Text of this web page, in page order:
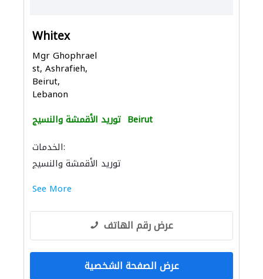
Whitex
Mgr Ghophrael
st, Ashrafieh,
Beirut,
Lebanon
توريد الأقمشة والنسيج Beirut
الخدمات:
توريد الأقمشة والنسيج
See More
عرض رقم الهاتف
عرض الصفحة الشخصية